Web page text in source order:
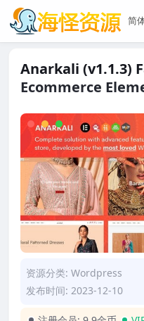
Anarkali (v1.1.3)
Ecommerce
资源分类: Wordpress
发布时间: 2023-12-10